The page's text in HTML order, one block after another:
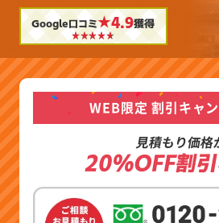
Google口コミ★4.9獲得
WEB限定 割引キャ
見積もり価格
20%OFF割